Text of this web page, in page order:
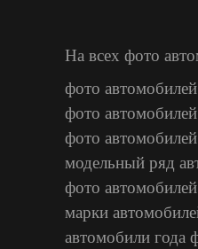
На всех фото
фото
фото
фото
модельный ряд
фото
марки
автомобили года